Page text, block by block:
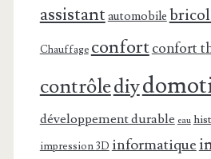
assistant automobile
Chauffage confortconfort
contrôlediy
développement durable eau
impression 3D informatique